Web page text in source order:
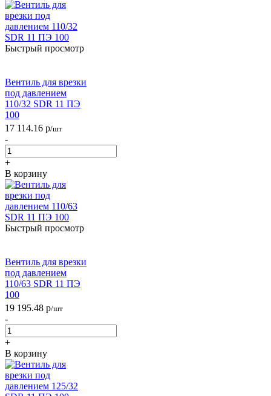
Быстрый просмотр
Вентиль для врезки
под давлением
110/32 SDR 11 ПЭ
100
17 114.16 р/шт
-
+
В корзину
Быстрый просмотр
Вентиль для врезки
под давлением
110/63 SDR 11 ПЭ
100
19 195.48 р/шт
-
+
В корзину